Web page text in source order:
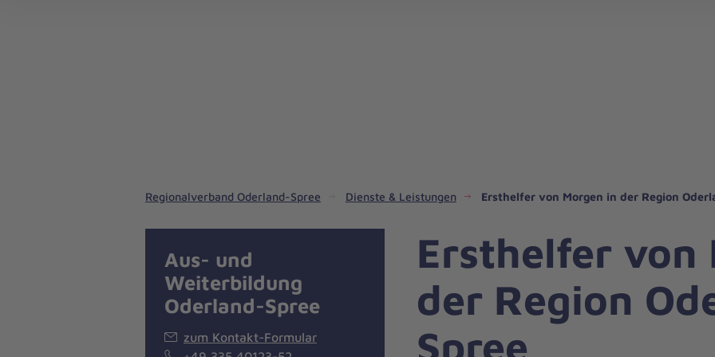
Regionalverband Oderland-Spree Dienste & Leistungen Ersthelfer von Morgen in der Region
Ersthelfer von
der Region
Spree
Aus- und
Weiterbildung
Oderland-Spree
zum Kontakt-Formular